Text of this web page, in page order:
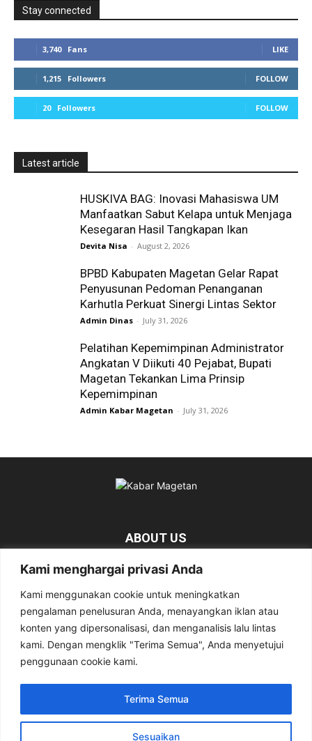
Kami menghargai privasi Anda
Kami menggunakan cookie untuk meningkatkan
pengalaman penelusuran Anda, menayangkan iklan atau
konten yang dipersonalisasi, dan menganalisis lalu lintas
kami. Dengan mengklik "Terima Semua", Anda menyetujui
penggunaan cookie kami.
Sesuaikan
Terima Semua
Stay connected
3,740 Fans LIKE
1,215 Followers FOLLOW
20 Followers FOLLOW
Latest article
HUSKIVA BAG: Inovasi Mahasiswa UM
Manfaatkan Sabut Kelapa untuk Menjaga
Kesegaran Hasil Tangkapan Ikan
Devita Nisa - August 2, 2026
BPBD Kabupaten Magetan Gelar Rapat
Penyusunan Pedoman Penanganan
Karhutla Perkuat Sinergi Lintas Sektor
Admin Dinas - July 31, 2026
Pelatihan Kepemimpinan Administrator
Angkatan V Diikuti 40 Pejabat, Bupati
Magetan Tekankan Lima Prinsip
Kepemimpinan
Admin Kabar Magetan - July 31, 2026
ABOUT US
KabarMagetan.com merupakan kumpulan informasi dan berita
Contact us:kabarmagetan@gmail.com
FOLLOW US